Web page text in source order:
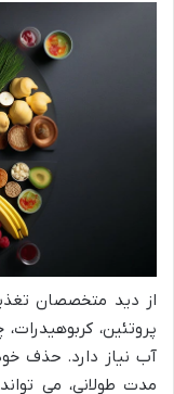
از دید متخصصان
پروتئین،
آب نیاز دارد. حذف
مدت طولانی، می